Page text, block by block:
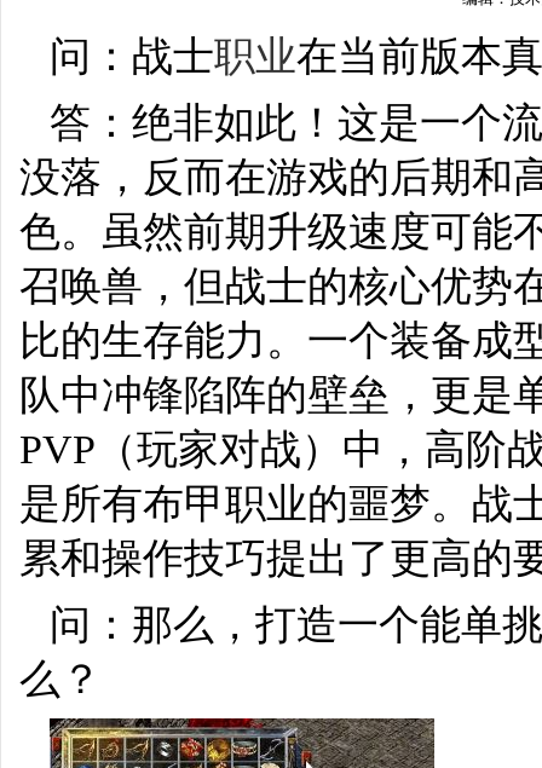
问：战士职业在当前版本
答：绝非如此！这是一个
没落，反而在游戏的后期和
色。虽然前期升级速度可能
召唤兽，但战士的核心优势
比的生存能力。一个装备成
队中冲锋陷阵的壁垒，更是
PVP（玩家对战）中，高阶
是所有布甲职业的噩梦。战
累和操作技巧提出了更高的
问：那么，打造一个能单
么？